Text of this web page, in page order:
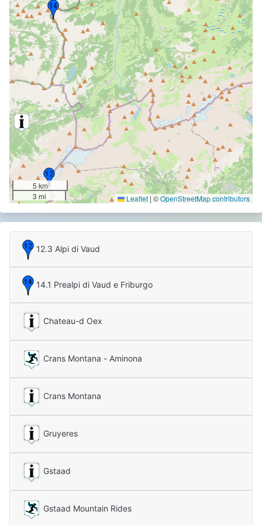
5 km
3 mi
Leaflet | ©OpenStreetMap contributors
12.3 Alpi di Vaud
14.1 Prealpi di Vaud e Friburgo
Chateau-d Oex
Crans Montana - Aminona
Crans Montana
Gruyeres
Gstaad
Gstaad Mountain Rides